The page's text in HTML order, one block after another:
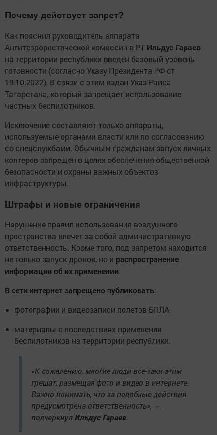
Почему действует запрет?
Как пояснил руководитель аппарата
Антитеррористической комиссии в РТ Ильдус Гараев,
на территории республики введен базовый уровень
готовности (согласно Указу Президента РФ от
19.10.2022). В связи с этим издан Указ Раиса
Татарстана, который запрещает использование
частных беспилотников.
Исключение составляют только аппараты,
используемые органами власти или по согласованию
со спецслужбами. Обычным гражданам запуск личных
коптеров запрещен в целях обеспечения общественной
безопасности и охраны важных объектов
инфраструктуры.
Штрафы и новые ограничения
Нарушение правил использования воздушного
пространства влечет за собой административную
ответственность. Кроме того, под запретом находится
не только запуск дронов, но и распространение
информации об их применении.
В сети интернет запрещено публиковать:
фотографии и видеозаписи полетов БПЛА;
материалы о последствиях применения
беспилотников на территории республики.
«К сожалению, многие люди все-таки этим
грешат, размещая фото и видео в интернете.
Важно понимать, что за подобные действия
предусмотрена ответственность», —
подчеркнулИльдус Гараев.